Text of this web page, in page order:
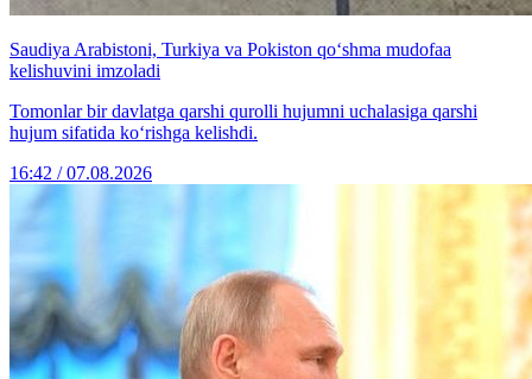
Saudiya Arabistoni, Turkiya va Pokiston qo‘shma mudofaa
kelishuvini imzoladi
Tomonlar bir davlatga qarshi qurolli hujumni uchalasiga qarshi
hujum sifatida ko‘rishga kelishdi.
16:42 / 07.08.2026